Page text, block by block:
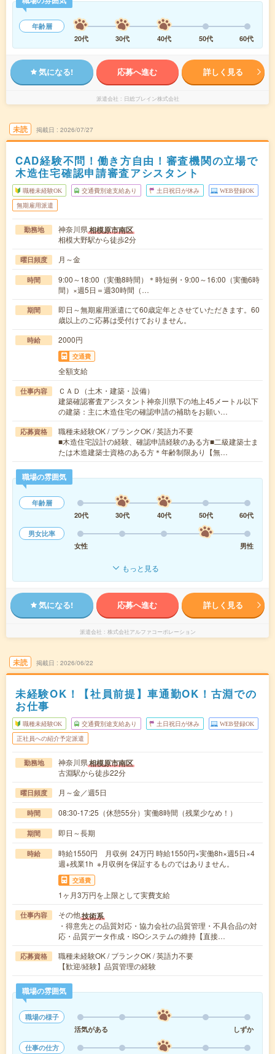
年齢層
20代
30代 40代 50代 60代
気になる! 応募へ進む 詳しく見る
派遣会社 日総ブレイン株式会社
未読 掲載日 2026/07/27
CAD経験不問！働き方自由！審査機関の立場で
木造住宅確認申請審査アシスタント
職種未経験OK 交通費別途支給あり 土日祝日が休み WEB登録OK
無期雇用派遣
勤務地 神奈川県相模原市南区
相模大野駅から徒歩2分
曜日頻度 月～金
時間
9:00～18:00（実働8時間）＊時短例・9:00～16:00（実働6時
間）×週5日＝週30時間（…
期間
即日～無期雇用派遣にて60歳定年とさせていただきます。60
歳以上のご応募は受付けておりません。
時給 2000円
交通費
全額支給
仕事内容
ＣＡＤ（土木・建築・設備）
建築確認審査アシスタント神奈川県下の地上45メートル以下
の建築：主に木造住宅の確認申請の補助をお願い…
応募資格
職種未経験OK / ブランクOK / 英語力不要
■木造住宅設計の経験、確認申請経験のある方■二級建築士ま
たは木造建築士資格のある方＊年齢制限あり【無…
職場の雰囲気
年齢層
20代
30代 40代 50代
60代
男女比率
女性
男性
もっと見る
気になる! 応募へ進む 詳しく見る
派遣会社 株式会社アルファコーポレーション
未読 掲載日 2026/06/22
未経験OK！【社員前提】車通勤OK！古淵での
お仕事
職種未経験OK 交通費別途支給あり 土日祝日が休み WEB登録OK
正社員への紹介予定派遣
勤務地 神奈川県相模原市南区
古淵駅から徒歩22分
曜日頻度 月～金／週5日
時間 08:30-17:25（休憩55分）実働8時間（残業少なめ！）
期間 即日～長期
時給
時給1550円 月収例 24万円 時給1550円×実働8h×週5日×4
週+残業1h ※月収例を保証するものではありません。
交通費
1ヶ月3万円を上限として実費支給
仕事内容 その他技術系
・得意先との品質対応・協力会社の品質管理・不具合品の対
応・品質データ作成・ISOシステムの維持【直接…
応募資格
職種未経験OK / ブランクOK / 英語力不要
【歓迎/経験】品質管理の経験
職場の雰囲気
職場の様子
活気がある
しずか
仕事の仕方